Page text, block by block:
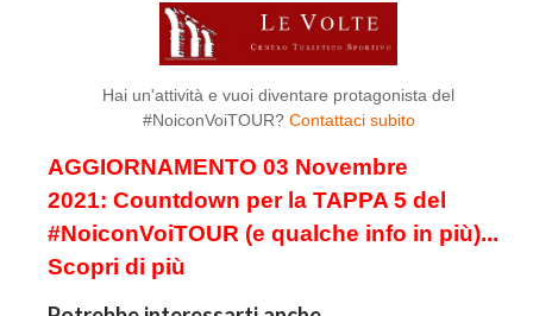
Hai un'attività e vuoi diventare protagonista del
#NoiconVoiTOUR? Contattaci subito
AGGIORNAMENTO 03 Novembre
2021: Countdown per la TAPPA 5 del
#NoiconVoiTOUR (e qualche info in più)...
Scopri di più